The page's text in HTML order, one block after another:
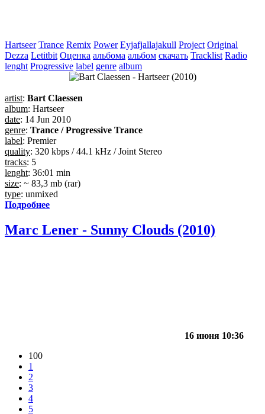
Hartseer Trance Remix Power Eyjafjallajakull Project Original
Dezza Letitbit Оценка альбома альбом скачать Tracklist Radio
lenght Progressive label genre album
artist: Bart Claessen
album: Hartseer
date: 14 Jun 2010
genre: Trance / Progressive Trance
label: Premier
quality: 320 kbps / 44.1 kHz / Joint Stereo
tracks: 5
lenght: 36:01 min
size: ~ 83,3 mb (rar)
type: unmixed
Подробнее
Marc Lener - Sunny Clouds (2010)
16 июня 10:36
100
1
2
3
4
5